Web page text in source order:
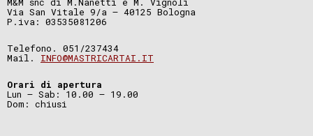
Via San Vitale 9/a – 40125 Bologna
P.iva: 03535081206
Telefono. 051/237434
Mail. INFO@MASTRICARTAI.IT
Orari di apertura
Lun – Sab: 10.00 – 19.00
Dom: chiusi